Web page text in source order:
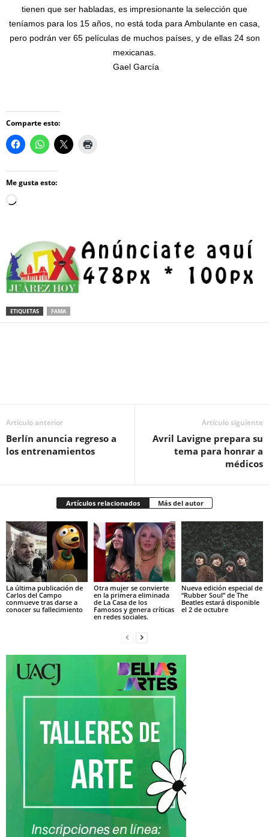
tienen que ser habladas, es impresionante la selección que
teníamos para los 15 años, no está toda para Ambulante en casa,
pero podrán ver 65 películas de muchos países, y de ellas 24 son
mexicanas.
Gael García
Comparte esto:
Me gusta esto:
Loading…
ETIQUETAS FAMA
Artículo anterior
Berlín anuncia regreso a
los entrenamientos
Artículo siguiente
Avril Lavigne prepara su
tema para honrar a
médicos
Artículos relacionados Más del autor
La última publicación de
Carlos del Campo
conmueve tras darse a
conocer su fallecimiento
Otra mujer se convierte
en la primera eliminada
de La Casa de los
Famosos y genera críticas
en redes sociales.
Nueva edición especial de
“Rubber Soul” de The
Beatles estará disponible
el 2 de octubre